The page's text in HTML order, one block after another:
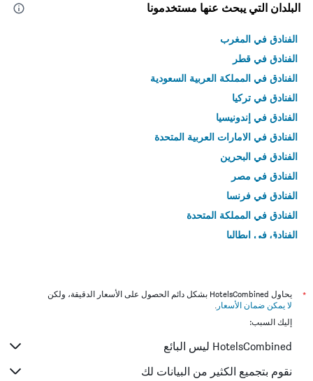
البلدان التي يبحث عنها مستخدمونا
الفنادق في المغرب
الفنادق في قطر
الفنادق في المملكة العربية السعودية
الفنادق في تركيا
الفنادق في إندونيسيا
الفنادق في الامارات العربية المتحدة
الفنادق في البحرين
الفنادق في مصر
الفنادق في فرنسا
الفنادق في المملكة المتحدة
الفنادق في إيطاليا
*
يحاول HotelsCombined بشكل دائم الحصول على الأسعار الدقيقة، ولكن
لا يمكن ضمان الأسعار .
إليك السبب:
HotelsCombined ليس البائع
نقوم بتجميع الكثير من البيانات لك